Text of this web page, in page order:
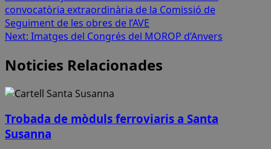
navigation
convocatòria extraordinària de la Comissió de
Seguiment de les obres de l’AVE
Next: Imatges del Congrés del MOROP d’Anvers
Noticies Relacionades
Trobada de mòduls ferroviaris a Santa
Susanna